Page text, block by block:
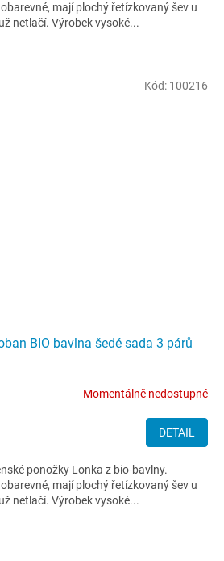
mají plochý řetízkovaný šev u
netlačí. Výrobek vysoké...
BIO bavlna šedé sada 3 párů
Momentálně nedostupné
DETAIL
ponožky Lonka z bio-bavlny.
mají plochý řetízkovaný šev u
netlačí. Výrobek vysoké...
Kód: 100216